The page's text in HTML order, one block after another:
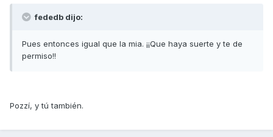
fededb dijo:
Pues entonces igual que la mia. ¡¡Que haya suerte y te de
permiso!!
Pozzí, y tú también.